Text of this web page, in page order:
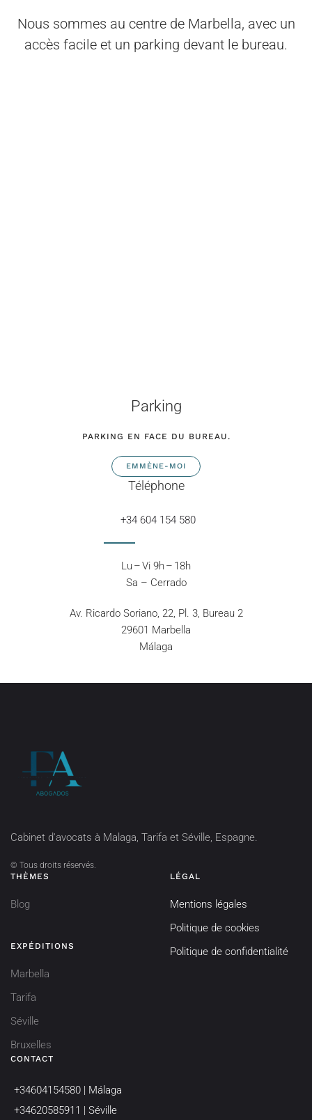
Nous sommes au centre de Marbella, avec un
accès facile et un parking devant le bureau.
Parking
PARKING EN FACE DU BUREAU.
EMMÈNE-MOI
Téléphone
+34 604 154 580
Lu – Vi 9h – 18h
Sa – Cerrado
Av. Ricardo Soriano, 22, Pl. 3, Bureau 2
29601 Marbella
Málaga
Cabinet d'avocats à Malaga, Tarifa et Séville, Espagne.
© Tous droits réservés.
THÈMES
Blog
EXPÉDITIONS
Marbella
Tarifa
Séville
Bruxelles
LÉGAL
Mentions légales
Politique de cookies
Politique de confidentialité
CONTACT
+34604154580 | Málaga
+34620585911 | Séville